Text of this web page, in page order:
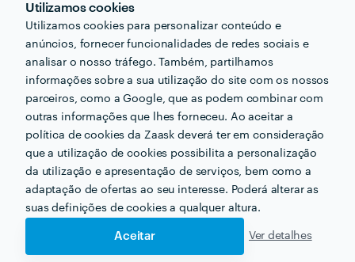
Utilizamos cookies
Utilizamos cookies para personalizar conteúdo e
anúncios, fornecer funcionalidades de redes sociais e
analisar o nosso tráfego. Também, partilhamos
informações sobre a sua utilização do site com os nossos
parceiros, como a Google, que as podem combinar com
outras informações que lhes forneceu. Ao aceitar a
política de cookies da Zaask deverá ter em consideração
que a utilização de cookies possibilita a personalização
da utilização e apresentação de serviços, bem como a
adaptação de ofertas ao seu interesse. Poderá alterar as
suas definições de cookies a qualquer altura.
Aceitar Ver detalhes
Período: Jun de 2011 – Jan de 2012
- Com carta de Recomendação
******
Contactar profissional
Verificar disponibilidade
Informação validada